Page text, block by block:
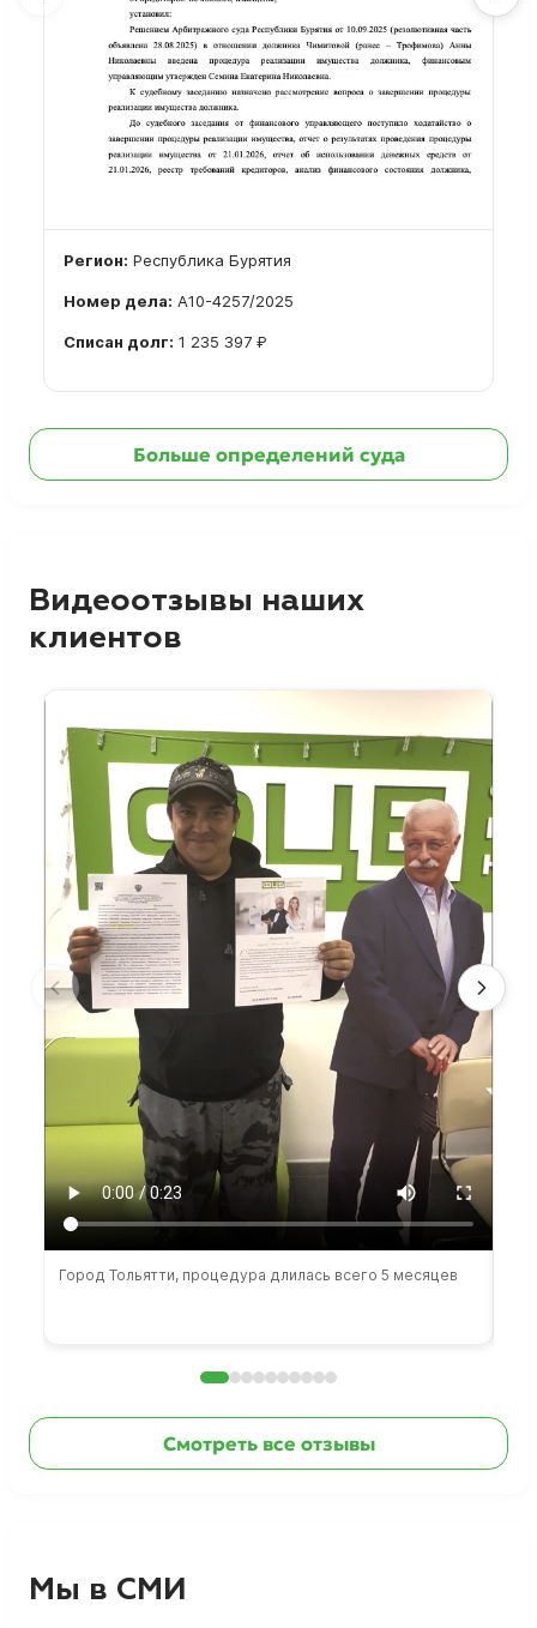
Регион: Республика Бурятия
Номер дела: А10-4257/2025
Списан долг: 1 235 397 ₽
Больше определений суда
Видеоотзывы наших
клиентов
Город Тольятти, процедура длилась всего 5 месяцев
Смотреть все отзывы
Мы в СМИ